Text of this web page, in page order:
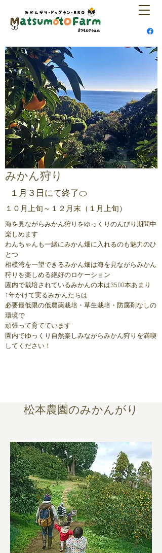
​みかん狩り
​１月３日にて終了🍊
​​１０月上旬～１２月末（１月上旬）
海を見ながらみかん狩りをゆっくりのんびり期間中
楽しめます
​わんちゃんも一緒にみかん畑に入れるのも魅力のひ
とつ
相模湾を一望できるみかん畑は海を見ながらみかん
狩りを楽しめる絶好のロケーション
園内で栽培されているみかんの木は3500本あまり
1年かけて実るみかんたちは
必要最低限の低農薬栽培・草生栽培・防腐剤なしの
環境で
頑張って育てています
園内でゆっくり自然楽しみながらみかん狩りを満喫
してください！
松本農園のみかんがり